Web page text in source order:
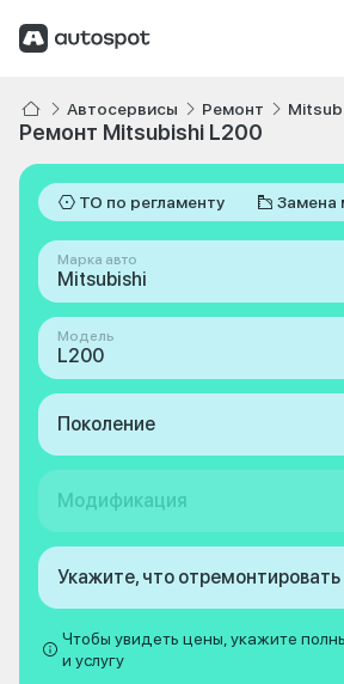
Автосервисы Ремонт
Ремонт Mitsubishi L200
ТО по регламенту Замена
Марка авто
Mitsubishi
Модель
L200
Поколение
Модификация
Укажите, что отремонтировать
Чтобы увидеть цены, укажите
и услугу